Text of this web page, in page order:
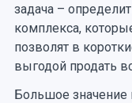
задача –
комплекса,
позволят в
выгодой продать
Большое значение